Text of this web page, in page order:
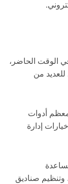
الوقت الحاضر،
للعديد من
أدوات
إدارة
وتنظيم صناديق